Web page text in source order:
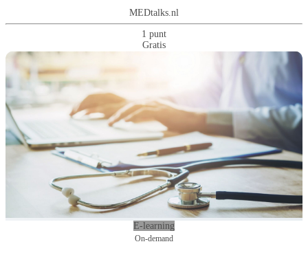
MEDtalks.nl
1 punt
Gratis
E-learning
On-demand